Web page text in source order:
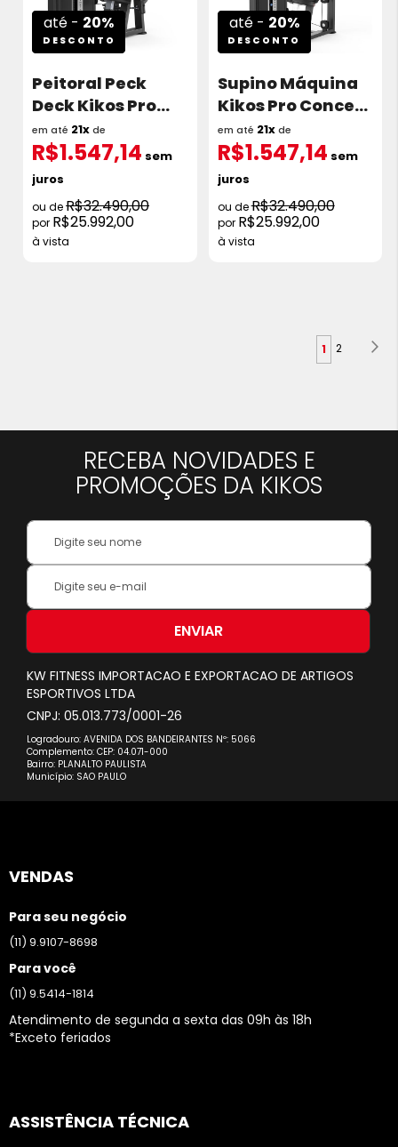
até - 20%
DESCONTO
Peitoral Peck
Deck Kikos Pro
Concept II 135kg
C2S12
R$32.490,00
R$25.992,00
à vista
em até 21xde
R$1.547,14 sem
juros
até - 20%
DESCONTO
Supino Máquina
Kikos Pro Concept
II 135kg C2S10
R$32.490,00
R$25.992,00
à vista
em até 21xde
R$1.547,14 sem
juros
Você
a
1 Página
2
RECEBA NOVIDADES E
PROMOÇÕES DA KIKOS
Your
Name:
Inscreva-
na
Newsletter:
ENVIAR
KW FITNESS IMPORTACAO E EXPORTACAO DE ARTIGOS
ESPORTIVOS LTDA
CNPJ: 05.013.773/0001-26
Logradouro: AVENIDA DOS BANDEIRANTES Nº: 5066
Complemento: CEP: 04.071-000
Bairro: PLANALTO PAULISTA
Município: SAO PAULO
VENDAS
Para seu negócio
(11) 9.9107-8698
Para você
(11) 9.5414-1814
Atendimento de segunda a sexta das 09h às 18h
*Exceto feriados
ASSISTÊNCIA TÉCNICA